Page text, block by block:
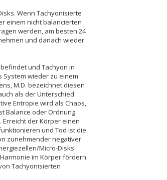
Wenn Tachyonisierte
einem nicht balancierten
werden, am besten 24
und danach wieder
und Tachyon in
wieder zu einem
M.D. bezeichnet diesen
als der Unterschied
Entropie wird als Chaos,
Balance oder Ordnung.
der Körper einen
und Tod ist die
zunehmender negativer
Micro-Disks
im Körper fördern.
Tachyonisierten